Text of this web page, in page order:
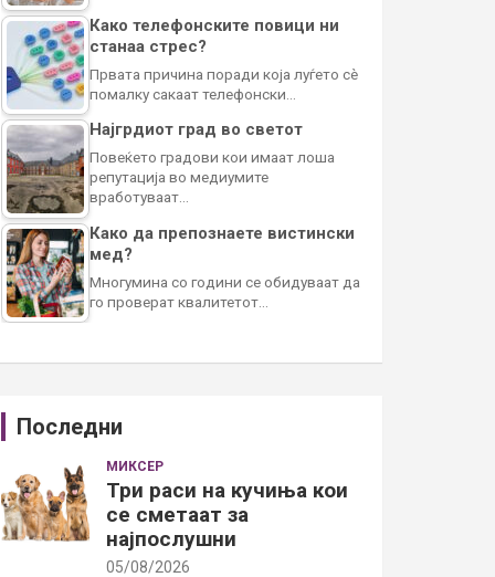
Како телефонските повици ни
станаа стрес?
Првата причина поради која луѓето сè
помалку сакаат телефонски…
Најгрдиот град во светот
Повеќето градови кои имаат лоша
репутација во медиумите
вработуваат…
Како да препознаете вистински
мед?
Многумина со години се обидуваат да
го проверат квалитетот…
Последни
МИКСЕР
Три раси на кучиња кои
се сметаат за
најпослушни
05/08/2026